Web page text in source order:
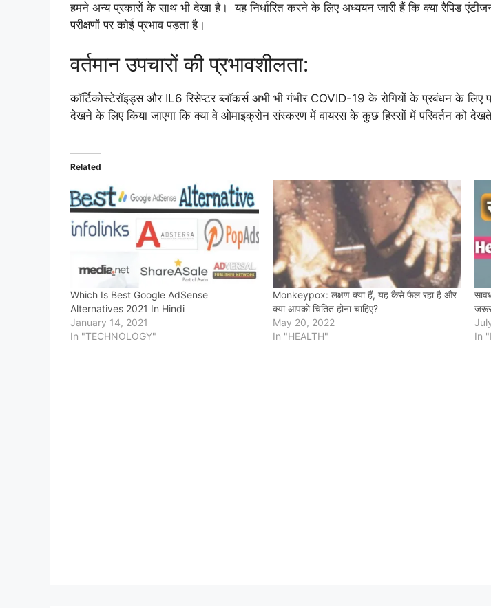
हमने अन्य प्रकारों के साथ भी देखा है। यह निर्धारित करने के लिए अध्ययन जारी हैं कि क्या रैपिड
परीक्षणों पर कोई प्रभाव पड़ता है।
वर्तमान उपचारों की प्रभावशीलता:
कॉर्टिकोस्टेरॉइड्स और IL6 रिसेप्टर ब्लॉकर्स अभी भी गंभीर COVID-19 के रोगियों के प्रबंधन के लिए
देखने के लिए किया जाएगा कि क्या वे ओमाइक्रोन संस्करण में वायरस के कुछ हिस्सों में परिवर्तन को देखते
Related
Which Is Best Google AdSense
Alternatives 2021 In Hindi
January 14, 2021
In "TECHNOLOGY"
Monkeypox: लक्षण क्या हैं, यह कैसे फैल रहा है और
क्या आपको चिंतित होना चाहिए?
May 20, 2022
In "HEALTH"
जरूर
In